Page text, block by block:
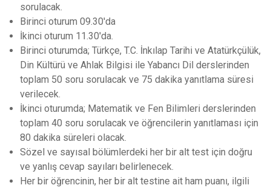
sorulacak.
Birinci oturum 09.30'da
İkinci oturum 11.30'da.
Birinci oturumda; Türkçe, T.C. İnkılap Tarihi ve Atatürkçülük,
Din Kültürü ve Ahlak Bilgisi ile Yabancı Dil derslerinden
toplam 50 soru sorulacak ve 75 dakika yanıtlama süresi
verilecek.
İkinci oturumda; Matematik ve Fen Bilimleri derslerinden
toplam 40 soru sorulacak ve öğrencilerin yanıtlaması için
80 dakika süreleri olacak.
Sözel ve sayısal bölümlerdeki her bir alt test için doğru
ve yanlış cevap sayıları belirlenecek.
Her bir öğrencinin, her bir alt testine ait ham puanı, ilgili